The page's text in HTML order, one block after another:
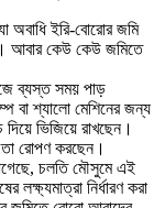
অবাধি ইরি-বোরোর জমি
আবার কেউ কেউ জমিতে
ব্যস্ত সময় পাড়
বা শ্যালো মেশিনের জন্য
ভিজিয়ে রাখছেন।
তা রোপণ করছেন।
চলতি মৌসুমে এই
লক্ষ্যমাত্রা নির্ধারণ করা